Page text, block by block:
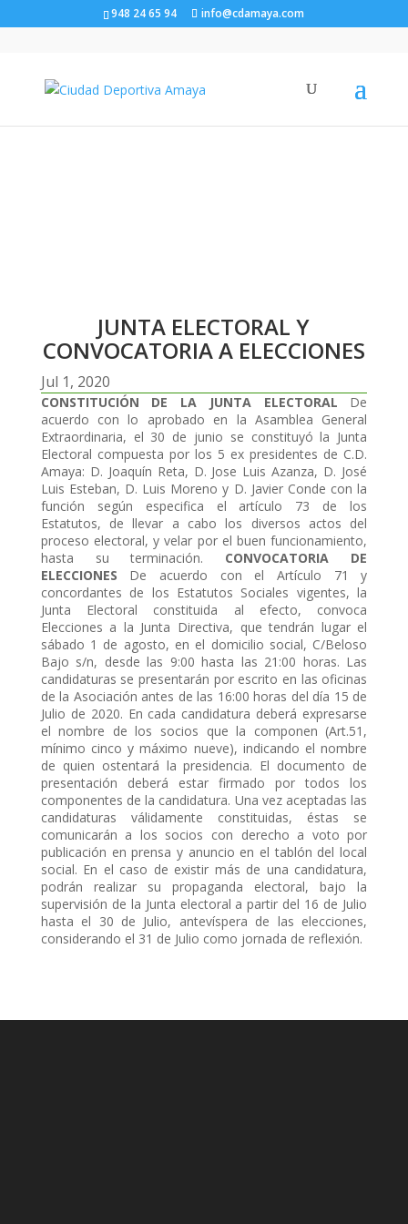
948 24 65 94 info@cdamaya.com
JUNTA ELECTORAL Y
CONVOCATORIA A ELECCIONES
Jul 1, 2020
CONSTITUCIÓN DE LA JUNTA ELECTORAL
De
acuerdo con lo aprobado en la Asamblea General
Extraordinaria, el 30 de junio se constituyó la Junta
Electoral compuesta por los 5 ex presidentes de C.D.
Amaya: D. Joaquín Reta, D. Jose Luis Azanza, D. José
Luis Esteban, D. Luis Moreno y D. Javier Conde con la
función según especifica el artículo 73 de los
Estatutos, de llevar a cabo los diversos actos del
proceso electoral, y velar por el buen funcionamiento,
hasta su terminación. CONVOCATORIA DE
ELECCIONES
De acuerdo con el Artículo 71 y
concordantes de los Estatutos Sociales vigentes, la
Junta Electoral constituida al efecto, convoca
Elecciones a la Junta Directiva, que tendrán lugar el
sábado 1 de agosto, en el domicilio social, C/Beloso
Bajo s/n, desde las 9:00 hasta las 21:00 horas. Las
candidaturas se presentarán por escrito en las oficinas
de la Asociación antes de las 16:00 horas del día 15 de
Julio de 2020. En cada candidatura deberá expresarse
el nombre de los socios que la componen (Art.51,
mínimo cinco y máximo nueve), indicando el nombre
de quien ostentará la presidencia. El documento de
presentación deberá estar firmado por todos los
componentes de la candidatura. Una vez aceptadas las
candidaturas válidamente constituidas, éstas se
comunicarán a los socios con derecho a voto por
publicación en prensa y anuncio en el tablón del local
social. En el caso de existir más de una candidatura,
podrán realizar su propaganda electoral, bajo la
supervisión de la Junta electoral a partir del 16 de Julio
hasta el 30 de Julio, antevíspera de las elecciones,
considerando el 31 de Julio como jornada de reflexión.